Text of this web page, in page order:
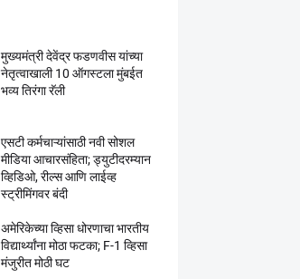
मुख्यमंत्री देवेंद्र फडणवीस यांच्या
नेतृत्वाखाली 10 ऑगस्टला मुंबईत
भव्य तिरंगा रॅली
एसटी कर्मचाऱ्यांसाठी नवी सोशल
मीडिया आचारसंहिता; ड्युटीदरम्यान
व्हिडिओ, रील्स आणि लाईव्ह
स्ट्रीमिंगवर बंदी
अमेरिकेच्या व्हिसा धोरणाचा भारतीय
विद्यार्थ्यांना मोठा फटका; F-1 व्हिसा
मंजुरीत मोठी घट